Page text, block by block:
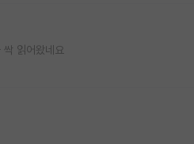
읽어왔네요